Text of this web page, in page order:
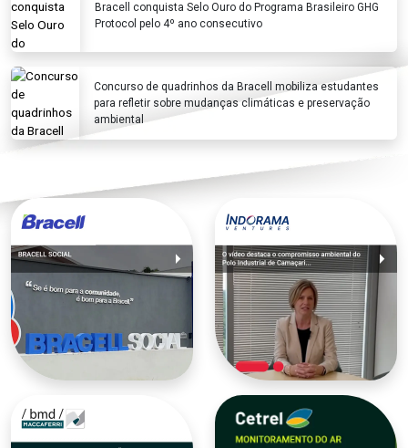
Bracell conquista Selo Ouro do Programa Brasileiro GHG
Protocol pelo 4º ano consecutivo
Concurso de quadrinhos da Bracell mobiliza estudantes
para refletir sobre mudanças climáticas e preservação
ambiental